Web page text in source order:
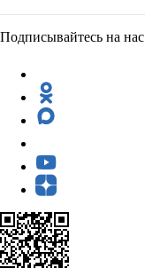
Подписывайтесь на нас